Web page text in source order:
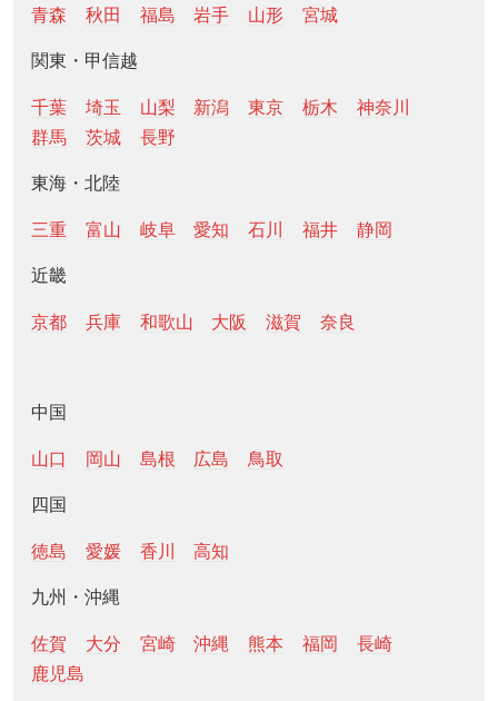
青森 秋田 福島 岩手 山形 宮城
関東・甲信越
千葉 埼玉 山梨 新潟 東京 栃木
神奈川
群馬
茨城 長野
東海・北陸
三重 富山 岐阜 愛知 石川 福井 静岡
近畿
京都 兵庫 和歌山 大阪 滋賀 奈良
中国
山口 岡山 島根 広島 鳥取
四国
徳島 愛媛 香川 高知
九州・沖縄
佐賀 大分 宮崎 沖縄 熊本 福岡
長崎
鹿児島